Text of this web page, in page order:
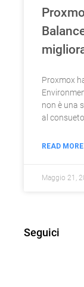
Proxmox
non è una
al
READ
Maggio 21,
Seguici